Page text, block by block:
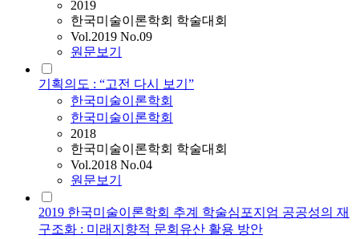
2019
한국미술이론학회 학술대회
Vol.2019 No.09
원문보기
기획의도 : “고전 다시 보기”
한국미술이론학회
한국미술이론학회
2018
한국미술이론학회 학술대회
Vol.2018 No.04
원문보기
2019 한국미술이론학회 추계 학술심포지엄 공공성의 재
구조화 : 미래지향적 문회유산 활용 방안